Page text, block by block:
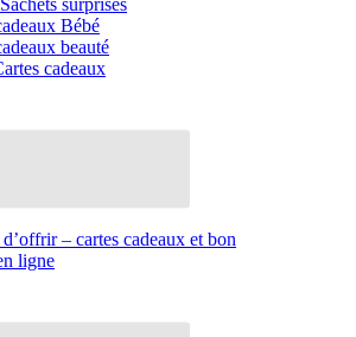
surprises
Bébé
beauté
cadeaux
– cartes cadeaux et bon
ligne